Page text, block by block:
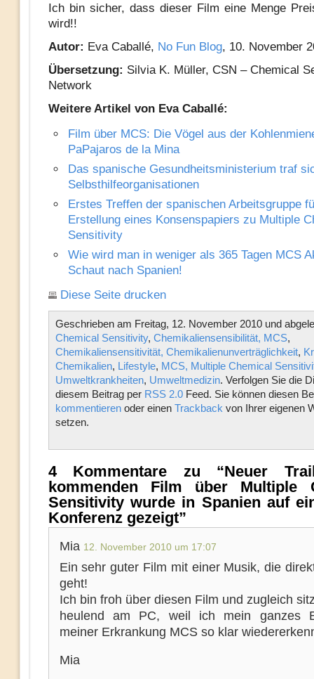
Ich bin sicher, dass dieser Film eine Menge
wird!!
Autor: Eva Caballé, No Fun Blog, 10. November
Übersetzung: Silvia K. Müller, CSN – Chemical
Network
Weitere Artikel von Eva Caballé:
Film über MCS: Die Vögel aus der
PaPajaros de la Mina
Das spanische Gesundheitsministerium traf
Selbsthilfeorganisationen
Erstes Treffen der spanischen Arbeitsgruppe
Erstellung eines Konsenspapiers zu Multiple
Sensitivity
Wie wird man in weniger als 365 Tagen MCS
Schaut nach Spanien!
Diese Seite drucken
Geschrieben am Freitag, 12. November 2010 und
Chemical Sensitivity, Chemikaliensensibilität, MCS,
Chemikaliensensitivität, Chemikalienunverträglichkeit,
Chemikalien, Lifestyle, MCS, Multiple Chemical
Umweltkrankheiten, Umweltmedizin. Verfolgen Sie die
diesem Beitrag per RSS 2.0Feed. Sie können diesen
kommentierenoder einen Trackback von Ihrer eigenen
setzen.
4 Kommentare zu “Neuer
kommenden Film über Multiple
Sensitivity wurde in Spanien auf
Konferenz gezeigt”
Mia 12. November 2010 um 17:07
Ein sehr guter Film mit einer Musik, die
geht!
Ich bin froh über diesen Film und zugleich
heulend am PC, weil ich mein ganzes
meiner Erkrankung MCS so klar
Mia